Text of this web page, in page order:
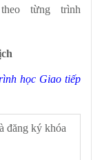
từng trình
học Giao tiếp
đăng ký khóa